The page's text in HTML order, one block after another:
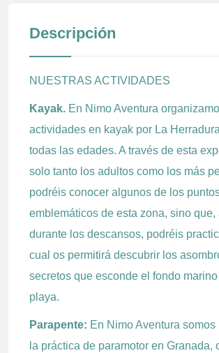
Descripción
NUESTRAS ACTIVIDADES
Kayak. En Nimo Aventura
actividades en kayak por La
todas las edades. A través de esta
solo tanto los adultos como los más
podréis conocer algunos de los
emblemáticos de esta zona, sino que,
durante los descansos, podréis
cual os permitirá descubrir los
secretos que esconde el fondo
playa.
Parapente: En Nimo Aventura somos
la práctica de paramotor en Granada,